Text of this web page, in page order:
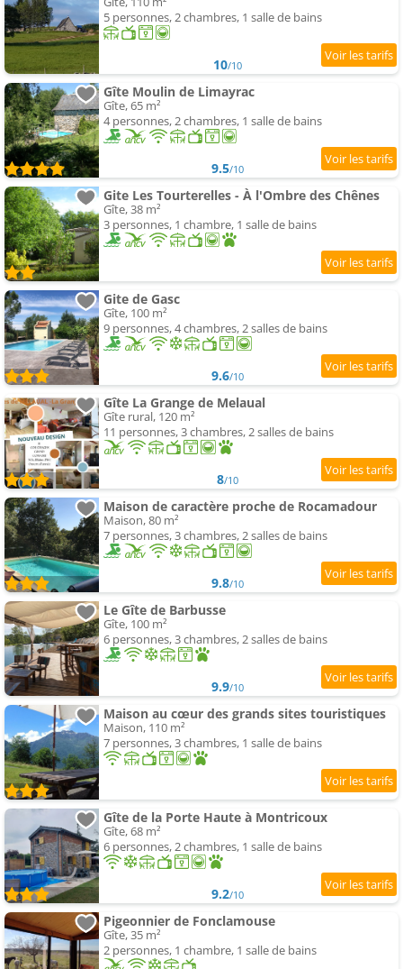
5 personnes, 2 chambres, 1 salle de bains
10/10
Gîte Moulin de Limayrac
Gîte, 65 m²
4 personnes, 2 chambres, 1 salle de bains
9.5/10
Gite Les Tourterelles - À l'Ombre des Chênes
Gîte, 38 m²
3 personnes, 1 chambre, 1 salle de bains
Gite de Gasc
Gîte, 100 m²
9 personnes, 4 chambres, 2 salles de bains
9.6/10
Gîte La Grange de Melaual
Gîte rural, 120 m²
11 personnes, 3 chambres, 2 salles de bains
8/10
Maison de caractère proche de Rocamadour
Maison, 80 m²
7 personnes, 3 chambres, 2 salles de bains
9.8/10
Le Gîte de Barbusse
Gîte, 100 m²
6 personnes, 3 chambres, 2 salles de bains
9.9/10
Maison au cœur des grands sites touristiques
Maison, 110 m²
7 personnes, 3 chambres, 1 salle de bains
Gîte de la Porte Haute à Montricoux
Gîte, 68 m²
6 personnes, 2 chambres, 1 salle de bains
9.2/10
Pigeonnier de Fonclamouse
Gîte, 35 m²
2 personnes, 1 chambre, 1 salle de bains